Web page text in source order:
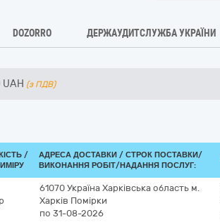
DOZORRO ДЕРЖАУДИТСЛУЖБА УКРАЇНИ
UAH (з ПДВ)
/
АДРЕСА ДОСТАВКИ / СТРОК ПОСТАВКИ/
ВИКОНАННЯ РОБІТ/НАДАННЯ ПОСЛУГ:
61070 Україна Харківська область м.
Харків Помірки
по 31-08-2026